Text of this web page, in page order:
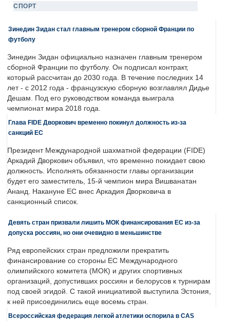
СПОРТ
Зинедин Зидан стал главным тренером сборной Франции по
футболу
Зинедин Зидан официально назначен главным тренером
сборной Франции по футболу. Он подписал контракт,
который рассчитан до 2030 года. В течение последних 14
лет - с 2012 года - французскую сборную возглавлял Дидье
Дешам. Под его руководством команда выиграла
чемпионат мира 2018 года.
Глава FIDE Дворкович временно покинул должность из-за
санкций ЕС
Президент Международной шахматной федерации (FIDE)
Аркадий Дворкович объявил, что временно покидает свою
должность. Исполнять обязанности главы организации
будет его заместитель, 15-й чемпион мира Вишванатан
Ананд. Накануне ЕС внес Аркадия Дворковича в
санкционный список.
Девять стран призвали лишить МОК финансирования ЕС из-за
допуска россиян, но они очевидно в меньшинстве
Ряд европейских стран предложили прекратить
финансирование со стороны ЕС Международного
олимпийского комитета (МОК) и других спортивных
организаций, допустивших россиян и белорусов к турнирам
под своей эгидой. С такой инициативой выступила Эстония,
к ней присоединились еще восемь стран.
Всероссийская федерация легкой атлетики оспорила в CAS